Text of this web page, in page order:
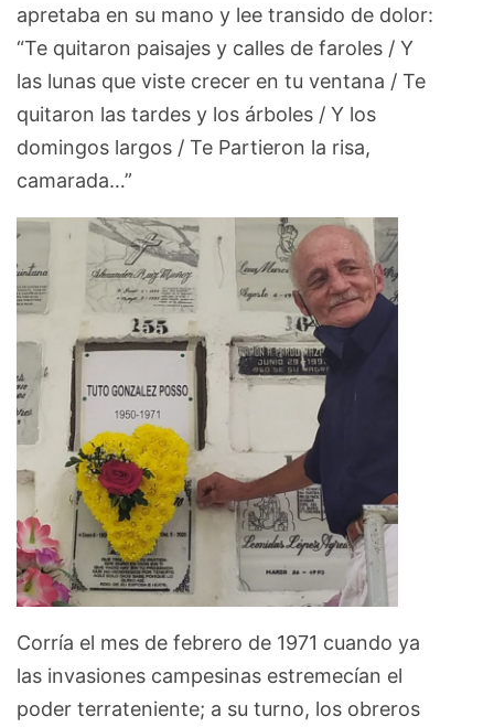
apretaba en su mano y lee transido de dolor:
“Te quitaron paisajes y calles de faroles / Y
las lunas que viste crecer en tu ventana / Te
quitaron las tardes y los árboles / Y los
domingos largos / Te Partieron la risa,
camarada…”
Corría el mes de febrero de 1971 cuando ya
las invasiones campesinas estremecían el
poder terrateniente; a su turno, los obreros